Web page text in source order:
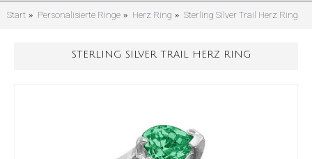
Start Personalisierte Ringe Herz Ring Sterling Silver Trail Herz Ring
STERLING SILVER TRAIL HERZ RING